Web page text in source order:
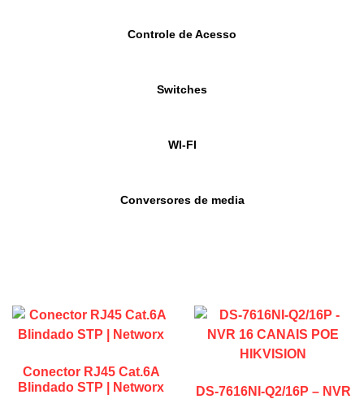
Controle de Acesso
Switches
WI-FI
Conversores de media
Conector RJ45 Cat.6A
Blindado STP | Networx
DS-7616NI-Q2/16P – NVR